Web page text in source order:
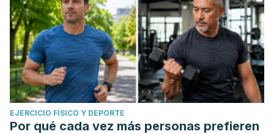
EJERCICIO FÍSICO Y DEPORTE
Por qué cada vez más personas prefieren